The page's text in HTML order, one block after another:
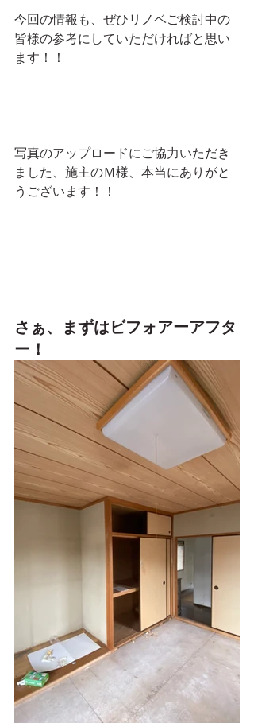
今回の情報も、ぜひリノベご検討中の
皆様の参考にしていただければと思い
ます！！
写真のアップロードにご協力いただき
ました、施主のＭ様、本当にありがと
うございます！！
さぁ、まずはビフォアーアフタ
ー！